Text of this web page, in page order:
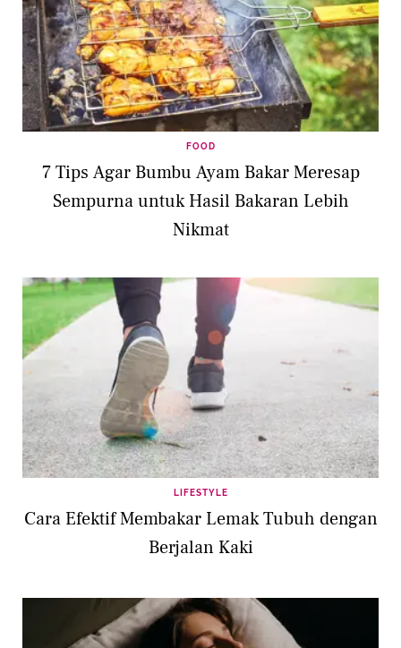
FOOD
7 Tips Agar Bumbu Ayam Bakar Meresap
Sempurna untuk Hasil Bakaran Lebih
Nikmat
LIFESTYLE
Cara Efektif Membakar Lemak Tubuh dengan
Berjalan Kaki